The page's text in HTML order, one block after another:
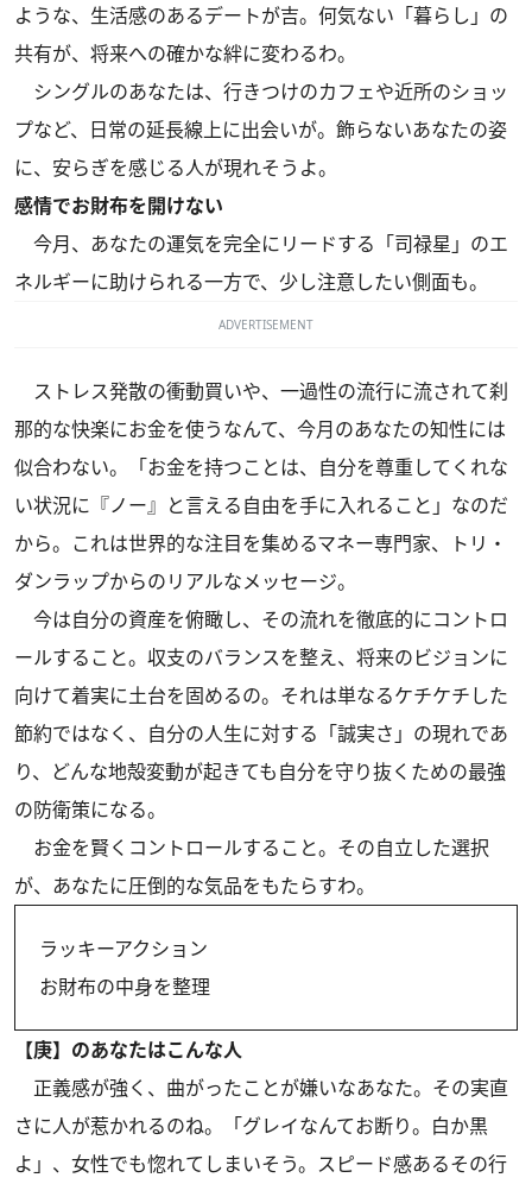
ような、生活感のあるデートが吉。何気ない「暮らし」の
共有が、将来への確かな絆に変わるわ。
シングルのあなたは、行きつけのカフェや近所のショッ
プなど、日常の延長線上に出会いが。飾らないあなたの姿
に、安らぎを感じる人が現れそうよ。
感情でお財布を開けない
今月、あなたの運気を完全にリードする「司禄星」のエ
ネルギーに助けられる一方で、少し注意したい側面も。
ADVERTISEMENT
ストレス発散の衝動買いや、一過性の流行に流されて刹
那的な快楽にお金を使うなんて、今月のあなたの知性には
似合わない。「お金を持つことは、自分を尊重してくれな
い状況に『ノー』と言える自由を手に入れること」なのだ
から。これは世界的な注目を集めるマネー専門家、トリ・
ダンラップからのリアルなメッセージ。
今は自分の資産を俯瞰し、その流れを徹底的にコントロ
ールすること。収支のバランスを整え、将来のビジョンに
向けて着実に土台を固めるの。それは単なるケチケチした
節約ではなく、自分の人生に対する「誠実さ」の現れであ
り、どんな地殻変動が起きても自分を守り抜くための最強
の防衛策になる。
お金を賢くコントロールすること。その自立した選択
が、あなたに圧倒的な気品をもたらすわ。
ラッキーアクション
お財布の中身を整理
【庚】のあなたはこんな人
正義感が強く、曲がったことが嫌いなあなた。その実直
さに人が惹かれるのね。「グレイなんてお断り。白か黒
よ」、女性でも惚れてしまいそう。スピード感あるその行